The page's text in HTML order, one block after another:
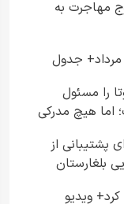
مهاجرت به
را مسئول
اما هیچ مدرکی
پشتیبانی از
بلغارستان
ویدیو